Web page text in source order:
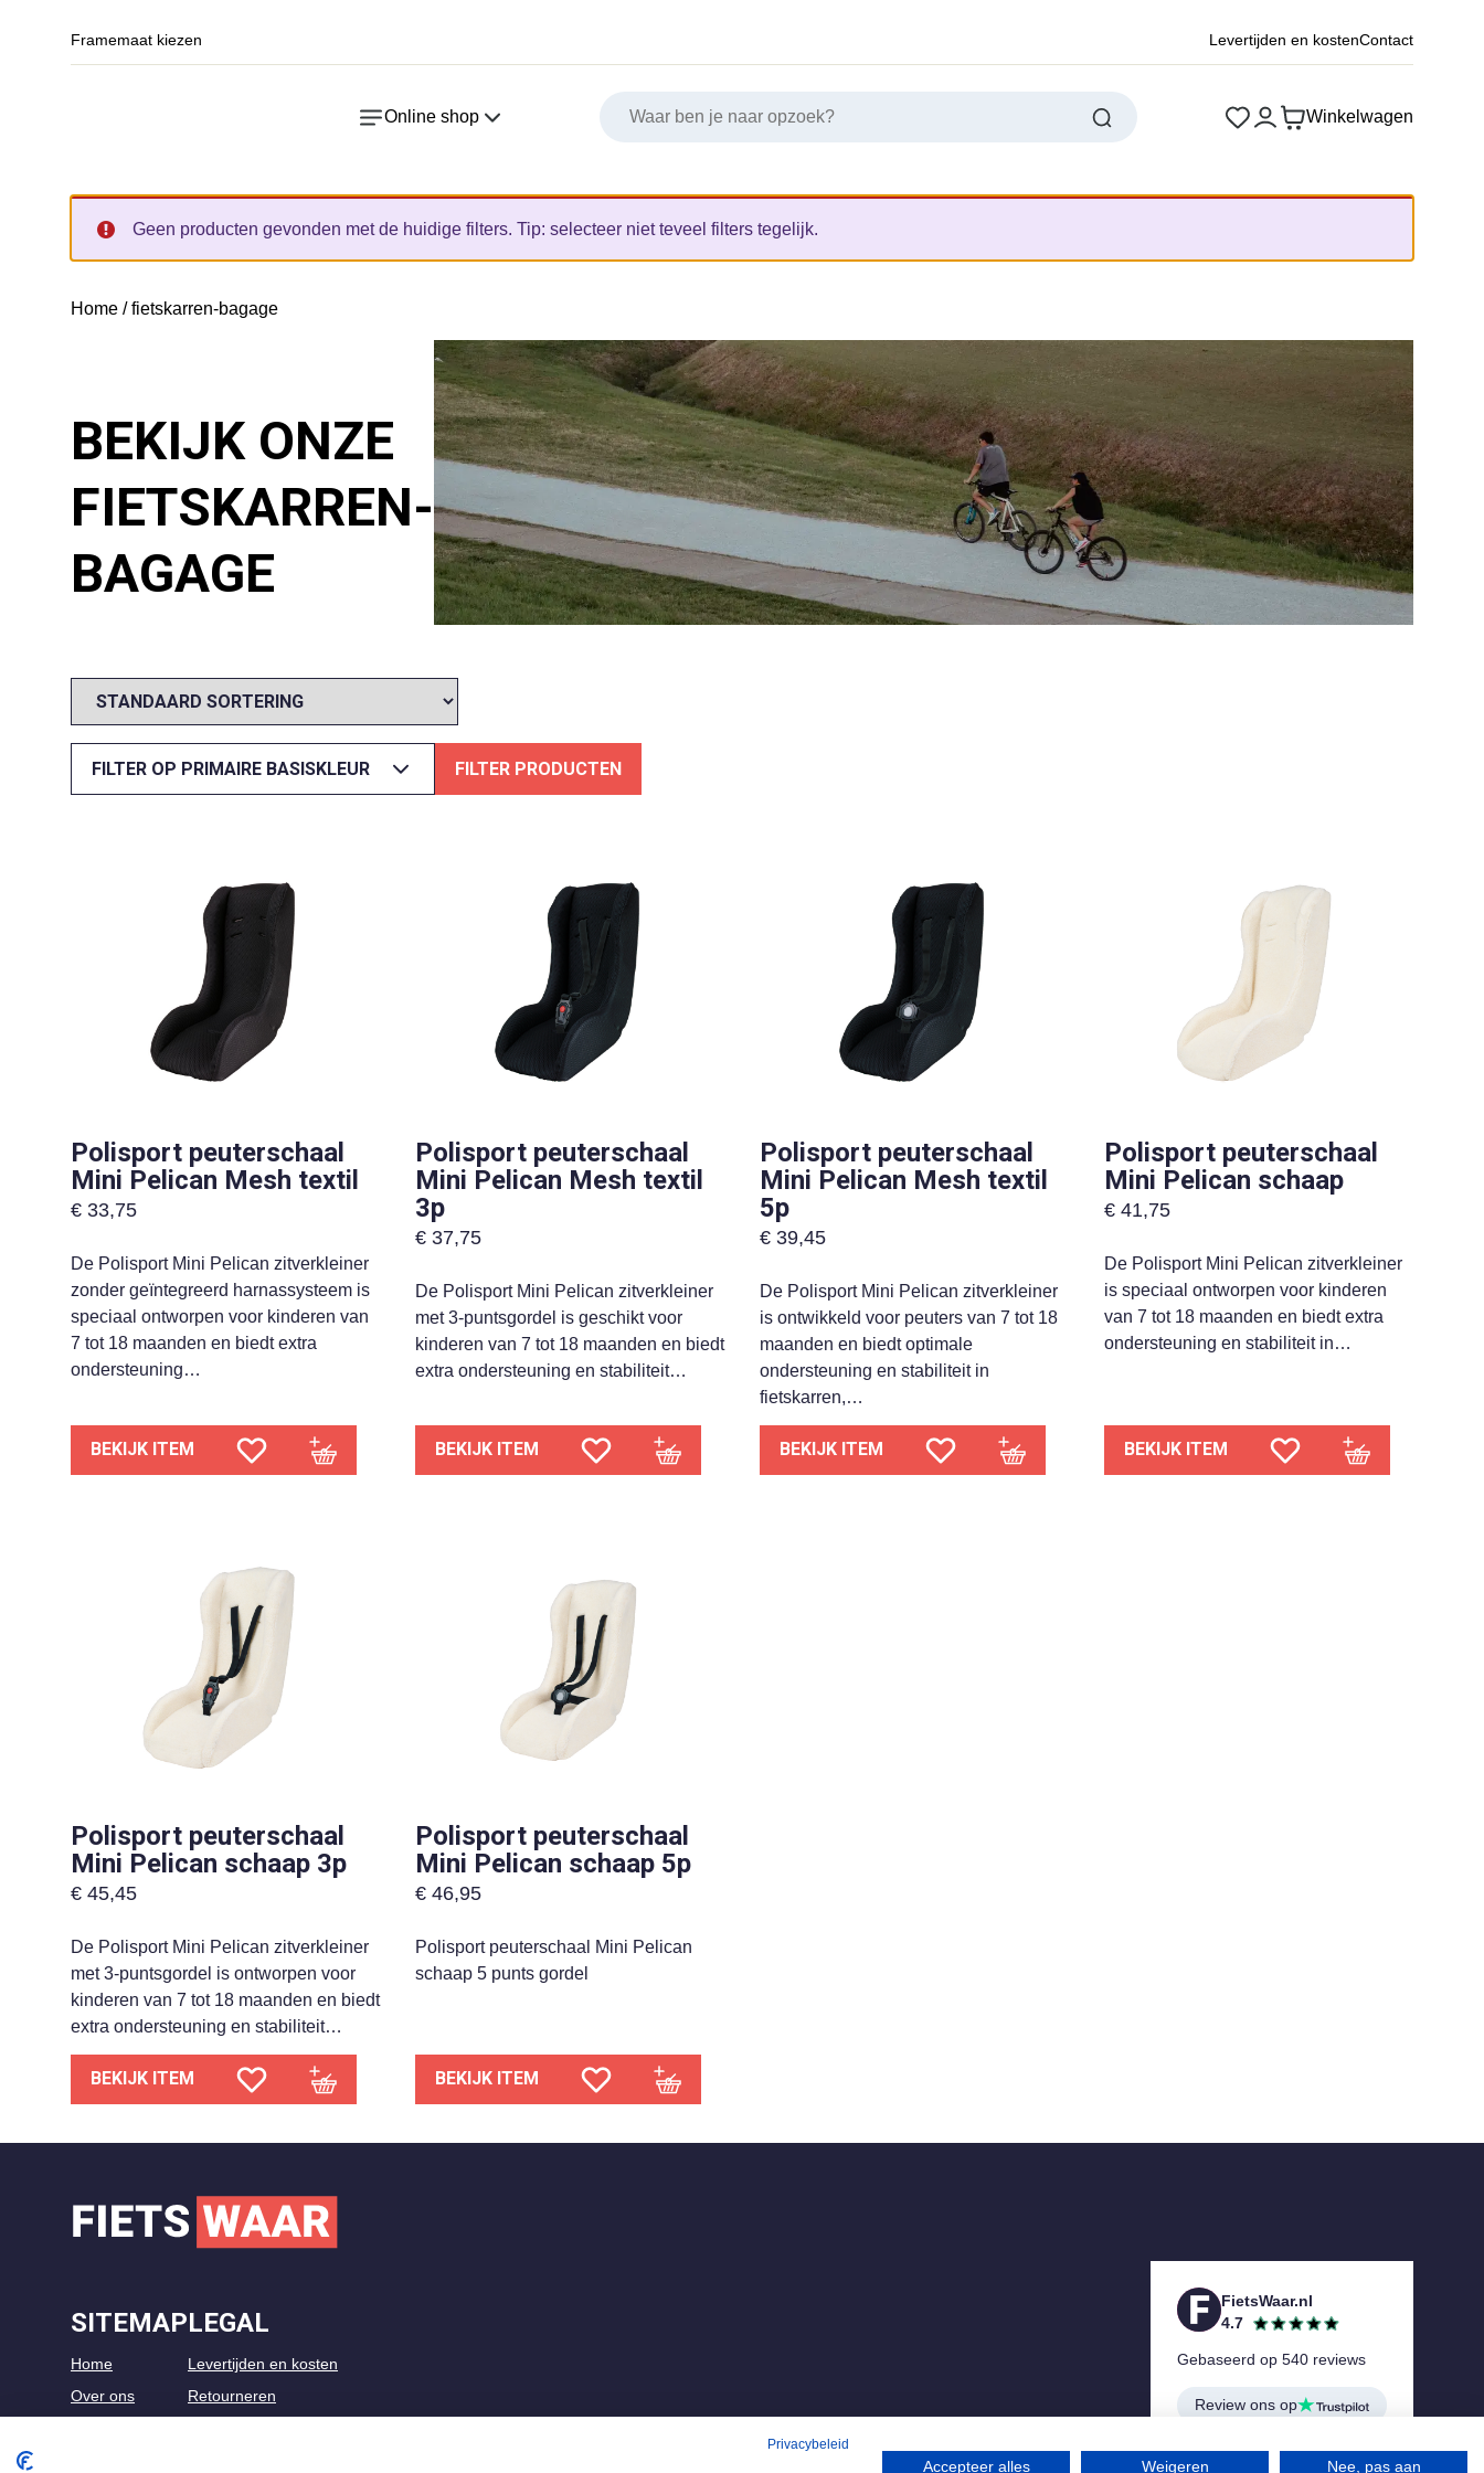
Framemaat kiezen Levertijden en kostenContact
Online shop Winkelwagen
Geen producten gevonden met de huidige filters. Tip: selecteer niet teveel filters tegelijk.
Home / fietskarren-bagage
BEKIJK ONZE
FIETSKARREN-
BAGAGE
FILTER OP PRIMAIRE BASISKLEUR FILTER PRODUCTEN
Polisport peuterschaal
Mini Pelican Mesh textil
€ 33,75
De Polisport Mini Pelican zitverkleiner
zonder geïntegreerd harnassysteem is
speciaal ontworpen voor kinderen van
7 tot 18 maanden en biedt extra
ondersteuning…
BEKIJK ITEM
Polisport peuterschaal
Mini Pelican Mesh textil
3p
€ 37,75
De Polisport Mini Pelican zitverkleiner
met 3-puntsgordel is geschikt voor
kinderen van 7 tot 18 maanden en biedt
extra ondersteuning en stabiliteit…
BEKIJK ITEM
Polisport peuterschaal
Mini Pelican Mesh textil
5p
€ 39,45
De Polisport Mini Pelican zitverkleiner
is ontwikkeld voor peuters van 7 tot 18
maanden en biedt optimale
ondersteuning en stabiliteit in
fietskarren,…
BEKIJK ITEM
Polisport peuterschaal
Mini Pelican schaap
€ 41,75
De Polisport Mini Pelican zitverkleiner
is speciaal ontworpen voor kinderen
van 7 tot 18 maanden en biedt extra
ondersteuning en stabiliteit in…
BEKIJK ITEM
Polisport peuterschaal
Mini Pelican schaap 3p
€ 45,45
De Polisport Mini Pelican zitverkleiner
met 3-puntsgordel is ontworpen voor
kinderen van 7 tot 18 maanden en biedt
extra ondersteuning en stabiliteit…
BEKIJK ITEM
Polisport peuterschaal
Mini Pelican schaap 5p
€ 46,95
Polisport peuterschaal Mini Pelican
schaap 5 punts gordel
BEKIJK ITEM
SITEMAP
Home
Over ons
LEGAL
Levertijden en kosten
Retourneren
FietsWaar.nl
4.7
Gebaseerd op 540 reviews
Review ons op
Privacybeleid
Accepteer alles Weigeren Nee, pas aan